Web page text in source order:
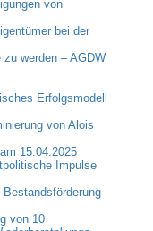
von
bei der
werden – AGDW
Erfolgsmodell
von Alois
15.04.2025
Impulse
von 10